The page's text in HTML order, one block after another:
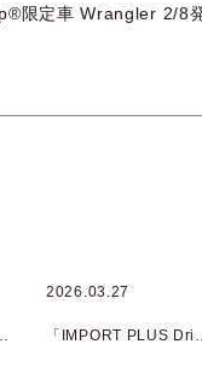
限定車 Wrangler 2/8
2026.03.27